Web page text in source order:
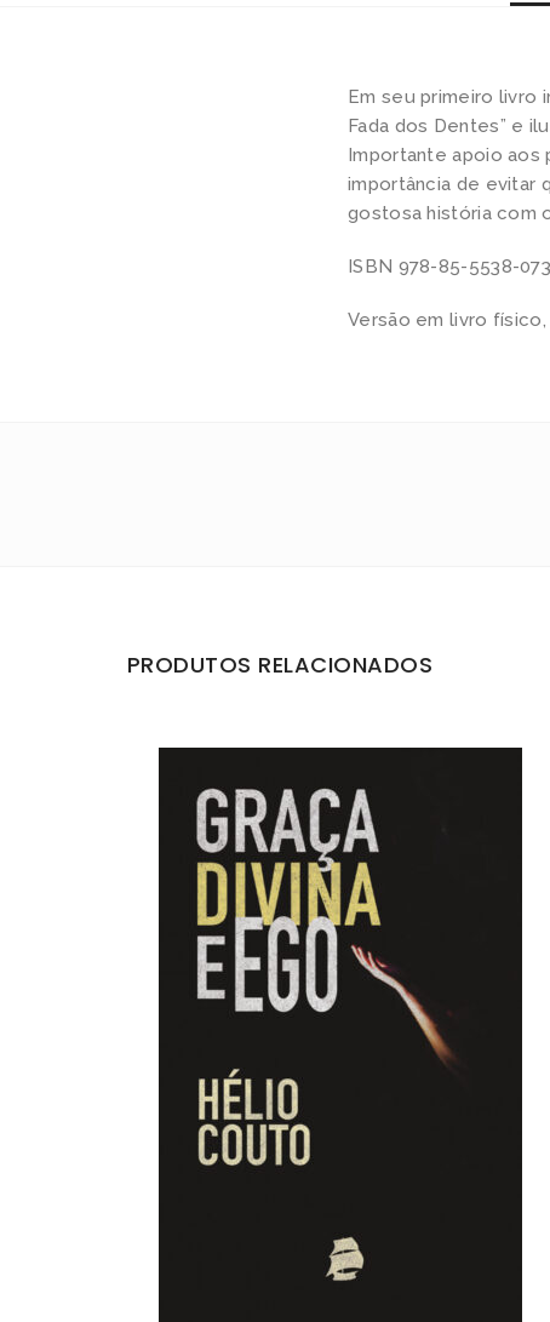
Em seu primeiro livro
Fada dos Dentes” e
Importante apoio aos
importância de evitar
gostosa história com
ISBN 978-85-5538-
Versão em livro físico,
PRODUTOS RELACIONADOS